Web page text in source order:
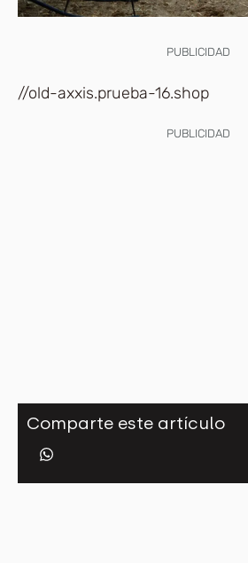
PUBLICIDAD
//old-axxis.prueba-16.shop
PUBLICIDAD
Comparte este artículo